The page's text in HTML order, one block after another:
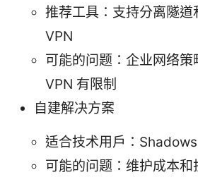
推荐工具：支持分离隧
VPN
可能的问题：企业网络策
VPN 有限制
自建解决方案
适合技术用户：
可能的问题：维护成本和